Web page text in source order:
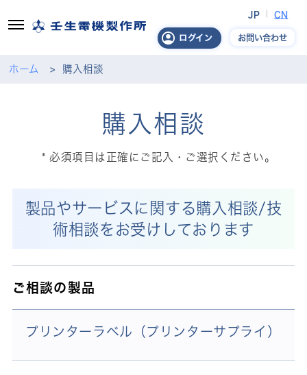
ログイン
JP CN
お問い合わせ
ホーム 購入相談
購入相談
必須項目は正確にご記入・ご選択ください。
製品やサービスに関する購入相談/技
術相談をお受けしております
ご相談の製品
プリンターラベル（プリンターサプライ）